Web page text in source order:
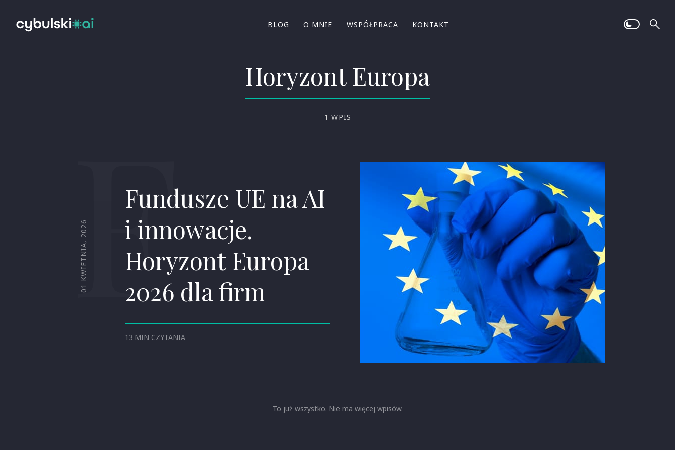
BLOG O MNIE WSPÓŁPRACA KONTAKT
Horyzont Europa
1 WPIS
01 KWIETNIA, 2026
F
Fundusze UE na AI
i innowacje.
Horyzont Europa
2026 dla firm
13 MIN CZYTANIA
To już wszystko. Nie ma więcej wpisów.